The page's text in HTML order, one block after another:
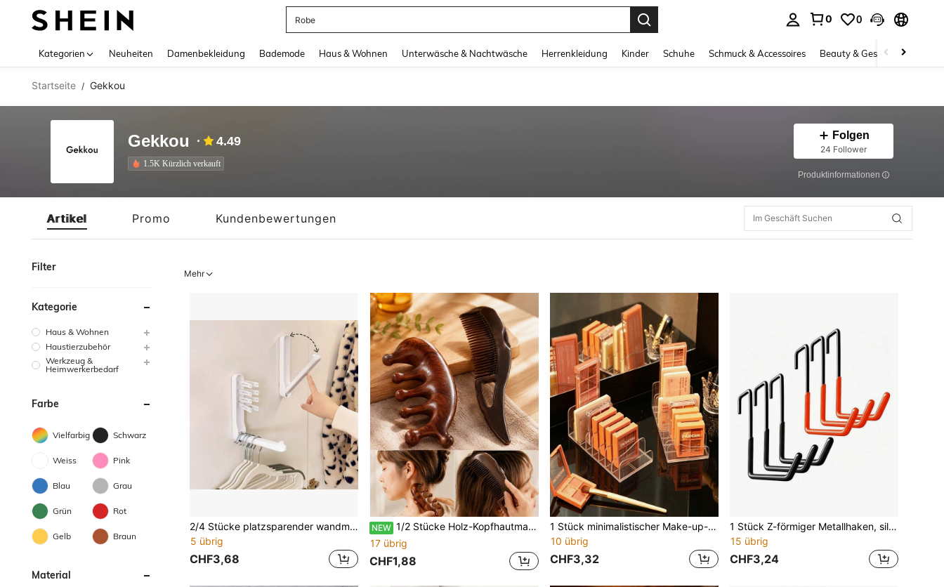
Jumpsuit Damen
0 0
Kategorien Neuheiten Damenbekleidung Bademode Haus & Wohnen Unterwäsche & Nachtwäsche Herrenkleidung Kinder Schuhe Schmuck & Accessoires Beauty & Gesundheit
Startseite / Gekkou
Gekkou 4.49
1.5K Kürzlich verkauft
Folgen
24 Follower
Produktinformationen
Artikel Promo Kundenbewertungen
Filter
Kategorie
Haus & Wohnen
Haustierzubehör
Werkzeug &
Heimwerkerbedarf
Farbe
Vielfarbig Schwarz
Weiss Pink
Blau Grau
Grün Rot
Gelb Braun
Material
Mehr
2/4 Stücke platzsparender wandmontierter Kleiderhänger, faltbarer ABS-Kunststoff Kleiderorganizer mit Mehrhaken-Design, moderner weißer drehbarer Aufbewahrungsständer für Schrank, Schlafzimmer, Studentenwohnheim, Waschküche, Badezimmer, Heimorganisation
5 übrig
CHF3,68
NEW 1/2 Stücke Holz-Kopfhautmassage-Kamm-Set, Ein-Klick-Selbstreinigungs-Haarbürste, ergonomischer tragbarer Kopf- & Kopfhaut-Massager, braunes Haarpflege-Werkzeugset, tragbares Schönheitszubehör, geeignet für Zuhause, SPA, Salon, Reisen, tägliche Nutzung, Geschenk
17 übrig
CHF1,88
1 Stück minimalistischer Make-up-Organizer-Ständer, Desktop-Kosmetik-Aufbewahrungshalter für Lippenstifte, Lidschatten, Hautpflege, Parfüm und Pinsel, moderner Schminktisch-Organizer für Arbeitsplatte, Schlafzimmer, Badezimmer und Kommode, Make-up-Aufbewahrung für Zuhause, Wohnung und Wohnheim, Essentials
10 übrig
CHF3,32
1 Stück Z-förmiger Metallhaken, silikonbeschichteter Schrankhaken, moderner schwarzer & roter Industriestil S-förmiger Haken Aufbewahrung, geeignet für Küche Badezimmer Kleiderschrank Türstange, multifunktionaler Aufbewahrungshaken, kann Taschen Kleidung Kochgeschirr aufhängen, Haushaltsaufbewahrung Apartment Essentiell
15 übrig
CHF3,24